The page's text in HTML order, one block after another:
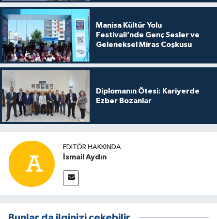
Manisa Kültür Yolu
Festivali’nde Genç Sesler ve
Geleneksel Miras Coşkusu
Diplomanın Ötesi: Kariyerde
Ezber Bozanlar
EDITÖR HAKKINDA
İsmail Aydın